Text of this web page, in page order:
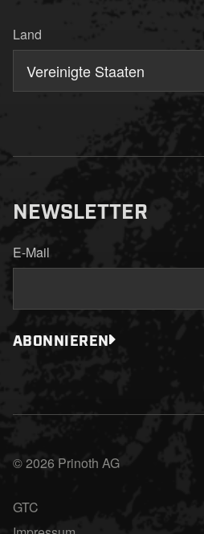
Land
Vereinigte Staaten
NEWSLETTER
E-Mail
ABONNIEREN
© 2026 Prinoth AG
GTC